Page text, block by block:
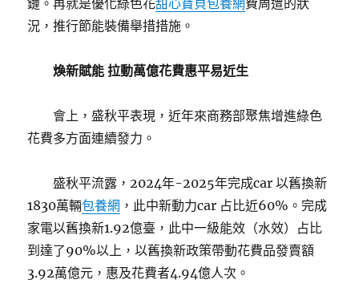
鏈。再就是優化綠色花甜心寶貝包養網費周遭的狀
況，推行節能裝備舉措措施。
煥新賦能 拉動萬億花費惠平易近生
會上，盛秋平表現，近年來商務部聚焦增進綠色
花費多方面連續發力。
盛秋平流露，2024年-2025年完成car 以舊換新
1830萬輛包養網 ，此中新動力car 占比近60%。完成
家電以舊換新1.92億臺，此中一級能效（水效）占比
到達了90%以上，以舊換新政策帶動花費品發賣額
3.92萬億元，惠及花費者4.94億人次。